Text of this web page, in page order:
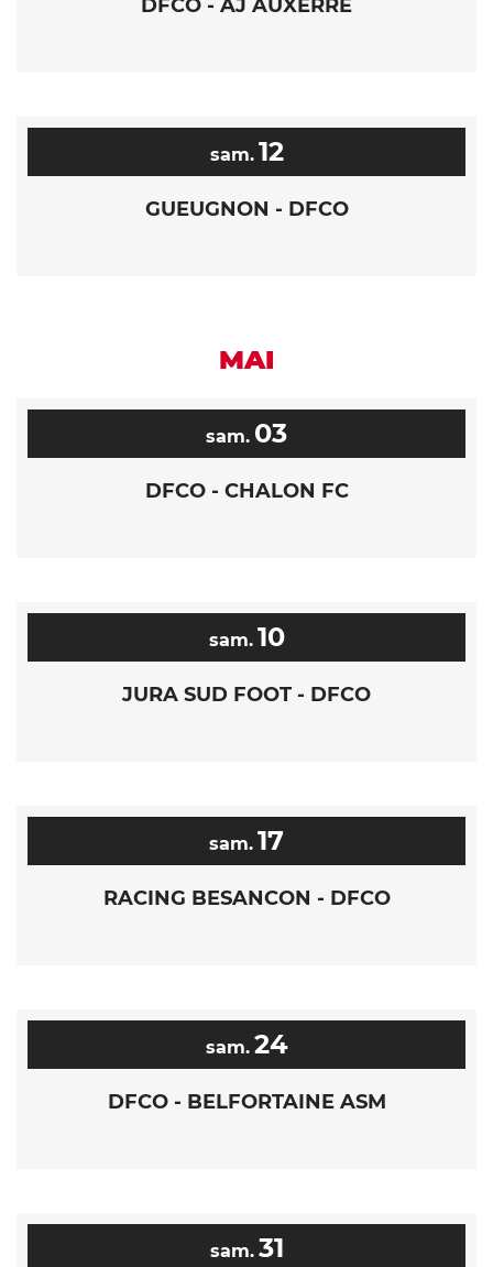
DFCO - AJ AUXERRE
sam. 12
GUEUGNON - DFCO
MAI
sam. 03
DFCO - CHALON FC
sam. 10
JURA SUD FOOT - DFCO
sam. 17
RACING BESANCON - DFCO
sam. 24
DFCO - BELFORTAINE ASM
sam. 31